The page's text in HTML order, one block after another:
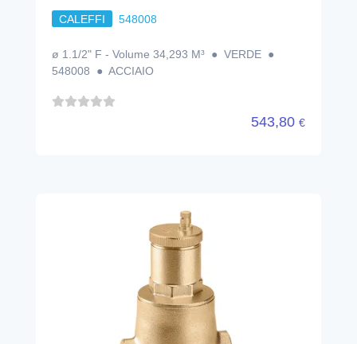
CALEFFI 548008
ø 1.1/2" F - Volume 34,293 M³ ● VERDE ●
548008 ● ACCIAIO
543,80 €